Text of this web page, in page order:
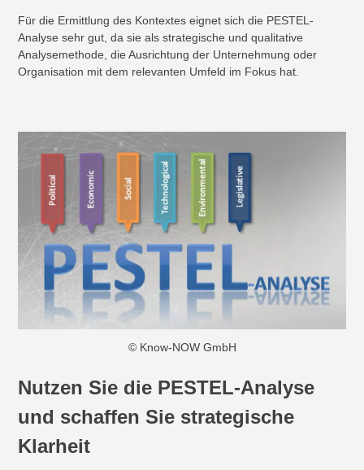
Für die Ermittlung des Kontextes eignet sich die PESTEL-
Analyse sehr gut, da sie als strategische und qualitative
Analysemethode, die Ausrichtung der Unternehmung oder
Organisation mit dem relevanten Umfeld im Fokus hat.
© Know-NOW GmbH
Nutzen Sie die PESTEL-Analyse
und schaffen Sie strategische
Klarheit